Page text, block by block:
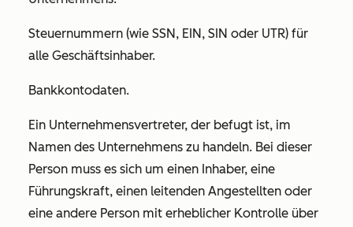
Steuernummern (wie SSN, EIN, SIN oder UTR) für
alle Geschäftsinhaber.
Bankkontodaten.
Ein Unternehmensvertreter, der befugt ist, im
Namen des Unternehmens zu handeln. Bei dieser
Person muss es sich um einen Inhaber, eine
Führungskraft, einen leitenden Angestellten oder
eine andere Person mit erheblicher Kontrolle über